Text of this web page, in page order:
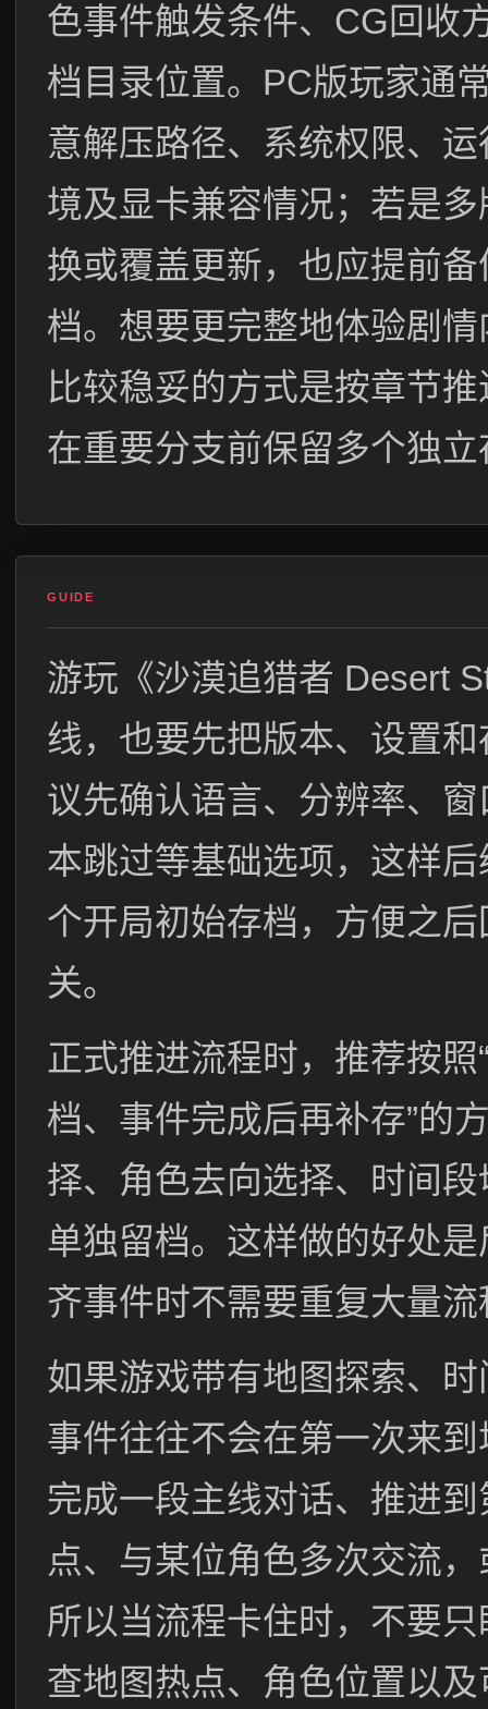
色事件触发条件、CG回收
档目录位置。PC版玩家通
意解压路径、系统权限、
境及显卡兼容情况；若是
换或覆盖更新，也应提前备
档。想要更完整地体验剧
比较稳妥的方式是按章节
在重要分支前保留多个独
GUIDE
游玩《沙漠追猎者 Desert
线，也要先把版本、设置
议先确认语言、分辨率、
本跳过等基础选项，这样
个开局初始存档，方便之
关。
正式推进流程时，推荐按
档、事件完成后再补存”的
择、角色去向选择、时间
单独留档。这样做的好处
齐事件时不需要重复大量
如果游戏带有地图探索、
事件往往不会在第一次来
完成一段主线对话、推进
点、与某位角色多次交流
所以当流程卡住时，不要
查地图热点、角色位置以